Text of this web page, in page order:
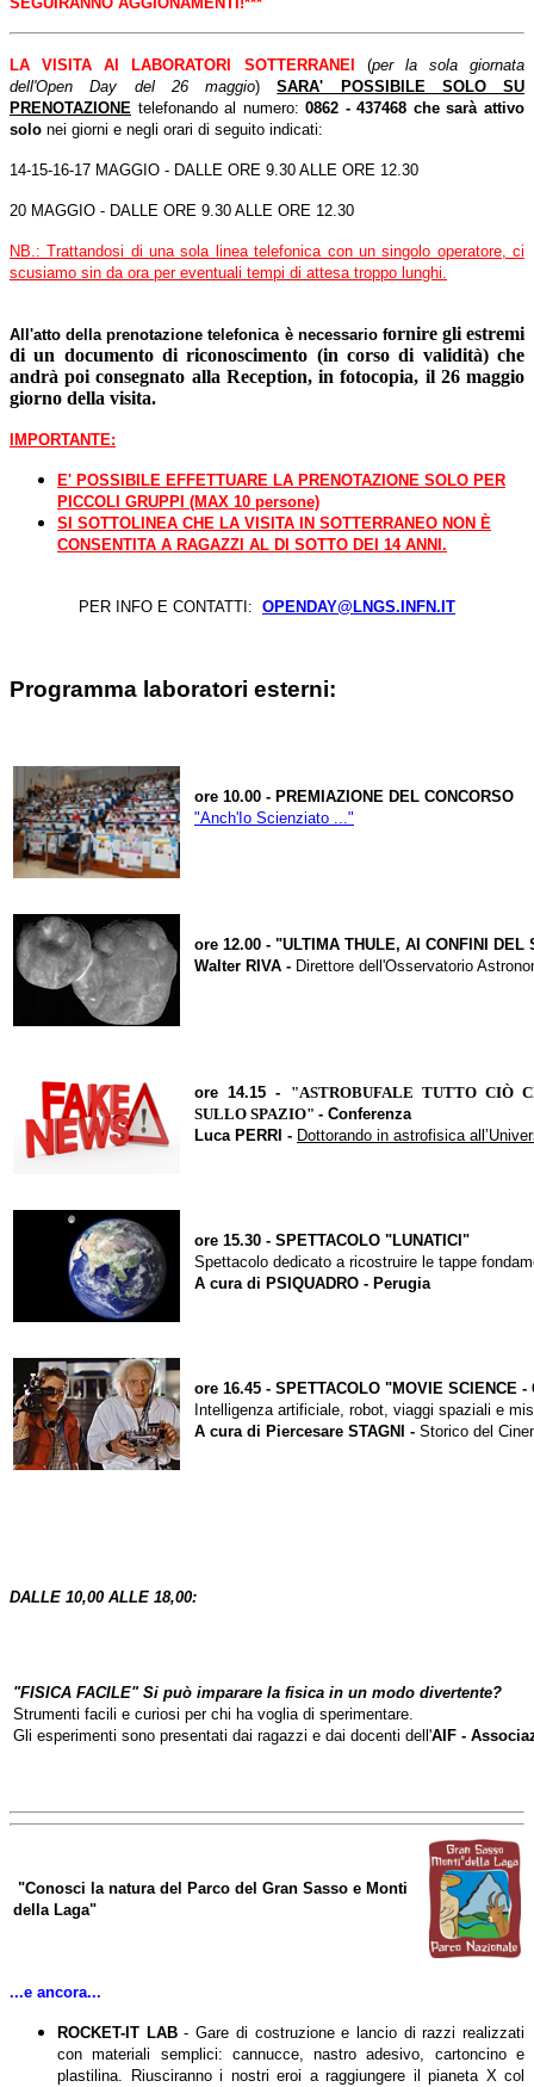
LA VISITA AI LABORATORI SOTTERRANEI (per la sola giornata
dell'Open Day del 26 maggio)SARA' POSSIBILE SOLO SU
PRENOTAZIONE telefonando al numero:0862 - 437468 che sarà attivo
solo nei giorni e negli orari di seguito indicati:
14-15-16-17 MAGGIO - DALLE ORE 9.30 ALLE ORE 12.30
20 MAGGIO - DALLE ORE 9.30 ALLE ORE 12.30
NB.: Trattandosi di una sola linea telefonica con un singolo operatore, ci
scusiamo sin da ora per eventuali tempi di attesa troppo lunghi.
All'atto della prenotazione telefonica è necessario fornire gli estremi
di un documento di riconoscimento (in corso di validità) che
andrà poi consegnato alla Reception, in fotocopia, il 26 maggio
giorno della visita.
IMPORTANTE:
E' POSSIBILE EFFETTUARE LA PRENOTAZIONE SOLO PER
PICCOLI GRUPPI (MAX 10 persone)
SI SOTTOLINEA CHE LA VISITA IN SOTTERRANEO NON È
CONSENTITA A RAGAZZI AL DI SOTTO DEI 14 ANNI.
PER INFO E CONTATTI: OPENDAY@LNGS.INFN.IT
Programma laboratori esterni:
ore 10.00 - PREMIAZIONE DEL CONCORSO
"Anch'Io Scienziato ..."
ore 12.00 - "ULTIMA THULE, AI CONFINI DEL
Walter RIVA - Direttore dell'Osservatorio
ore 14.15 - "ASTROBUFALE TUTTO CIÒ
SULLO SPAZIO" - Conferenza
Luca PERRI - Dottorando in astrofisica
ore 15.30 - SPETTACOLO "LUNATICI "
Spettacolo dedicato a ricostruire le tappe
A cura di PSIQUADRO - Perugia
ore 16.45 - SPETTACOLO "MOVIE SCIENCE -
Intelligenza artificiale, robot, viaggi spaziali e
A cura di Piercesare STAGNI - Storico del
DALLE 10,00 ALLE 18,00:
"FISICA FACILE" Si può imparare la fisica in un modo divertente?
Strumenti facili e curiosi per chi ha voglia di sperimentare.
Gli esperimenti sono presentati dai ragazzi e dai docenti dell'AIF -
"Conosci la natura del Parco del Gran Sasso e Monti
della Laga"
...e ancora...
ROCKET-IT LAB -Gare di costruzione e lancio di razzi realizzati
con materiali semplici: cannucce, nastro adesivo, cartoncino e
plastilina. Riusciranno i nostri eroi a raggiungere il pianeta X col